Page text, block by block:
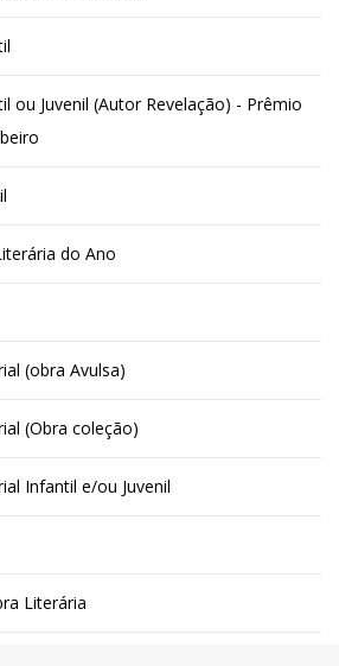
ou Juvenil (Autor Revelação) - Prêmio
do Ano
(obra Avulsa)
(Obra coleção)
Infantil e/ou Juvenil
Literária